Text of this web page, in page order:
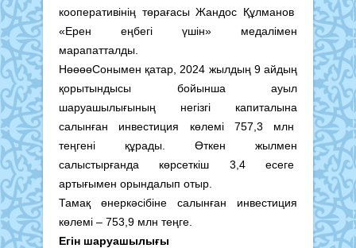
кооперативінің төрағасы Жандос Құлманов
«Ерен еңбегі үшін» медалімен
марапатталды.
НөөөөСонымен қатар, 2024 жылдың 9 айдың
қорытындысы бойынша ауыл
шаруашылығының негізгі капиталына
салынған инвестиция көлемі 757,3 млн
теңгені құрады. Өткен жылмен
салыстырғанда көрсеткіш 3,4 есеге
артығымен орындалып отыр.
Тамақ өнеркәсібіне салынған инвестиция
көлемі – 753,9 млн теңге.
Егін шаруашылығы